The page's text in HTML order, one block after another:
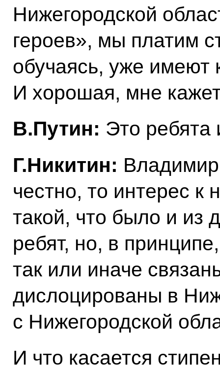
Нижегородской
героев», мы платим
обучаясь, уже имеют
И хорошая, мне
В.Путин: Это ребята
Г.Никитин:
честно, то интерес
такой, что было и из
ребят, но, в
так или иначе
дислоцированы в
с Нижегородской
И что касается